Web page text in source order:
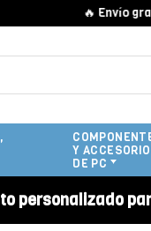
🔥 Envío gratis
Y
DE PC
personalizado